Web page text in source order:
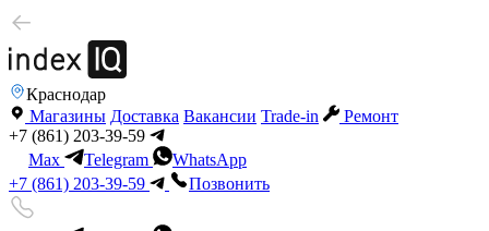
Краснодар
Магазины Доставка Вакансии Trade-in
Ремонт
+7 (861) 203-39-59
Max
Telegram
WhatsApp
+7 (861) 203-39-59
Позвонить